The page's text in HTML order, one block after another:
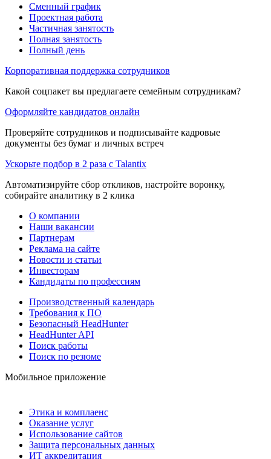
Сменный график
Проектная работа
Частичная занятость
Полная занятость
Полный день
Корпоративная поддержка сотрудников
Какой соцпакет вы предлагаете семейным сотрудникам?
Оформляйте кандидатов онлайн
Проверяйте сотрудников и подписывайте кадровые
документы без бумаг и личных встреч
Ускорьте подбор в 2 раза с Talantix
Автоматизируйте сбор откликов, настройте воронку,
собирайте аналитику в 2 клика
О компании
Наши вакансии
Партнерам
Реклама на сайте
Новости и статьи
Инвесторам
Кандидаты по профессиям
Производственный календарь
Требования к ПО
Безопасный HeadHunter
HeadHunter API
Поиск работы
Поиск по резюме
Мобильное приложение
Этика и комплаенс
Оказание услуг
Использование сайтов
Защита персональных данных
ИТ аккредитация